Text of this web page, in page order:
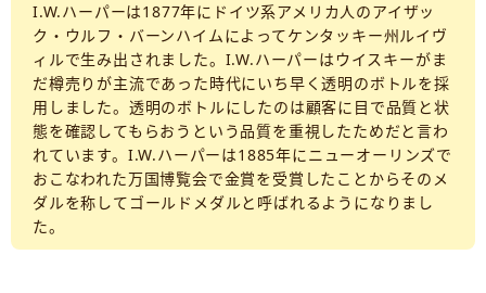
I.W.ハーパーは1877年にドイツ系アメリカ人のアイザッ
ク・ウルフ・バーンハイムによってケンタッキー州ルイヴ
ィルで生み出されました。I.W.ハーパーはウイスキーがま
だ樽売りが主流であった時代にいち早く透明のボトルを採
用しました。透明のボトルにしたのは顧客に目で品質と状
態を確認してもらおうという品質を重視したためだと言わ
れています。I.W.ハーパーは1885年にニューオーリンズで
おこなわれた万国博覧会で金賞を受賞したことからそのメ
ダルを称してゴールドメダルと呼ばれるようになりまし
た。